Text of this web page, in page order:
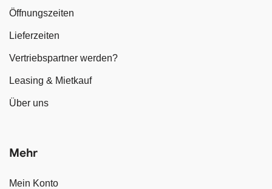
Öffnungszeiten
Lieferzeiten
Vertriebspartner werden?
Leasing & Mietkauf
Über uns
Mehr
Mein Konto